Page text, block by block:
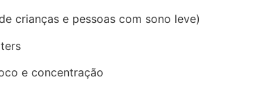
crianças e pessoas com sono leve)
e concentração